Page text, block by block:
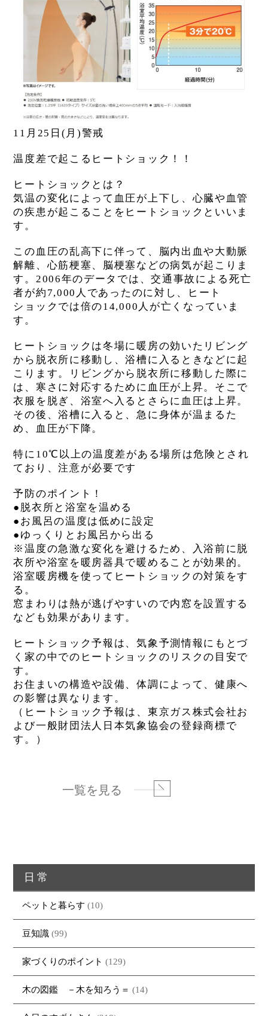
11月25日( 月)警戒
温度差で起こるヒートショック！！
ヒートショックとは？
気温の変化によって血圧が上下し、心臓や血管
の疾患が起こることをヒートショックといいま
す。
この血圧の乱高下に伴って、脳内出血や大動脈
解離、心筋梗塞、脳梗塞などの病気が起こりま
す。2006年のデータでは、交通事故による死亡
者が約7,000人であったのに対し、ヒート
ショックでは倍の14,000人が亡くなっていま
す。
ヒートショックは冬場に暖房の効いたリビング
から脱衣所に移動し、浴槽に入るときなどに起
こります。リビングから脱衣所に移動した際に
は、寒さに対応するために血圧が上昇。そこで
衣服を脱ぎ、浴室へ入るとさらに血圧は上昇。
その後、浴槽に入ると、急に身体が温まるた
め、血圧が下降。
特に10℃以上の温度差がある場所は危険とされ
ており、注意が必要です
予防のポイント！
●脱衣所と浴室を温める
●お風呂の温度は低めに設定
●ゆっくりとお風呂から出る
※温度の急激な変化を避けるため、入浴前に脱
衣所や浴室を暖房器具で暖めることが効果的。
浴室暖房機 を使ってヒートショックの対策をす
る。
窓まわりは熱が逃げやすいので内窓 を設置する
なども効果があります。
ヒートショック予報は、気象予測情報にもとづ
く家の中でのヒートショックのリスクの目安で
す。
お住まいの構造や設備、体調によって、健康へ
の影響は異なります。
（ヒートショック予報は、東京ガス株式会社お
よび一般財団法人日本気象協会の登録商標で
す。）
一覧を見る
日常
ペットと暮らす (10)
豆知識 (99)
家づくりのポイント (129)
木の図鑑 －木を知ろう＝ (14)